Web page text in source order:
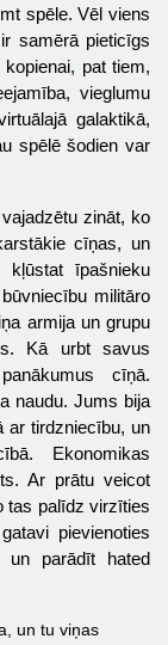
spēle. Vēl viens
samērā pieticīgs
pat tiem,
vieglumu
galaktikā,
spēlē šodien var
zināt, ko
cīņas, un
īpašnieku
militāro
armija un grupu
Kā urbt savus
cīņā.
naudu. Jums bija
ar tirdzniecību, un
Ekonomikas
Ar prātu veicot
tas palīdz virzīties
pievienoties
parādīt hated
un tu viņas